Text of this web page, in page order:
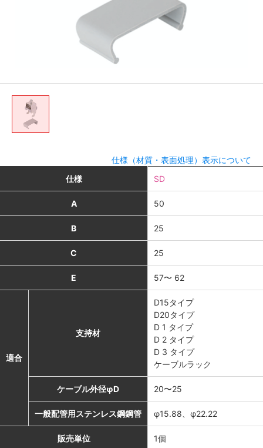
仕様（材質・表面処理）表示について
仕様
SD
A 50
B 25
C 25
E 57〜 62
適合
支持材
D15タイプ
D20タイプ
D 1 タイプ
D 2 タイプ
D 3 タイプ
ケーブルラック
ケーブル外径φD 20〜25
一般配管用ステンレス鋼鋼管 φ15.88、φ22.22
販売単位 1個